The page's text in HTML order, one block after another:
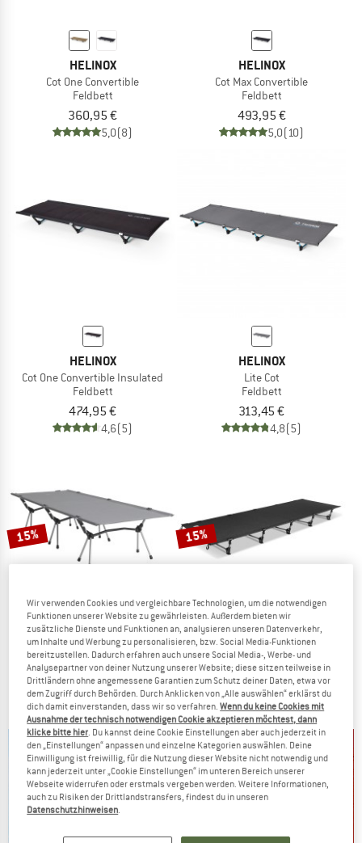
HELINOX
Cot One Convertible
Feldbett
360,95 €
5,0(8)
HELINOX
Cot Max Convertible
Feldbett
493,95 €
5,0(10)
HELINOX
Cot One Convertible Insulated
Feldbett
474,95 €
4,6(5)
HELINOX
Lite Cot
Feldbett
313,45 €
4,8(5)
15%
ROBENS
Outpost Tall Base Camp
Feldbett
129,95 €110,46 €
(0)
15%
KELTY
Lowdown Cot
Feldbett
189,95 €161,46 €
(0)
Wir verwenden Cookies und vergleichbare Technologien, um die notwendigen
Funktionen unserer Website zu gewährleisten. Außerdem bieten wir
zusätzliche Dienste und Funktionen an, analysieren unseren Datenverkehr,
um Inhalte und Werbung zu personalisieren, bzw. Social Media-Funktionen
bereitzustellen. Dadurch erfahren auch unsere Social Media-, Werbe- und
Analysepartner von deiner Nutzung unserer Website; diese sitzen teilweise in
Drittländern ohne angemessene Garantien zum Schutz deiner Daten, etwa vor
dem Zugriff durch Behörden. Durch Anklicken von „Alle auswählen“ erklärst du
dich damit einverstanden, dass wir so verfahren.Wenn du keine Cookies mit
Ausnahme der technisch notwendigen Cookie akzeptieren möchtest, dann
klicke bitte hier . Du kannst deine Cookie Einstellungen aber auch jederzeit in
den „Einstellungen“ anpassen und einzelne Kategorien auswählen. Deine
Einwilligung ist freiwillig, für die Nutzung dieser Website nicht notwendig und
kann jederzeit unter „Cookie Einstellungen“ im unteren Bereich unserer
Webseite widerrufen oder erstmals vergeben werden. Weitere Informationen,
auch zu Risiken der Drittlandstransfers, findest du in unseren
Datenschutzhinweisen